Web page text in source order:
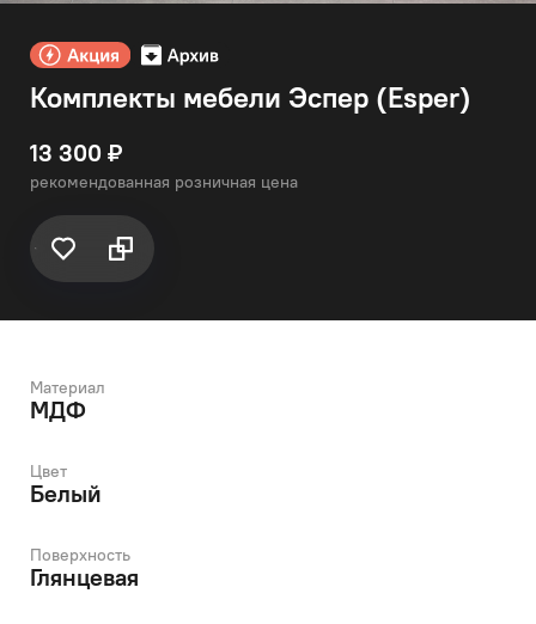
Комплекты мебели Эспер (Esper)
13 300 ₽
рекомендованная розничная цена
Материал
МДФ
Цвет
Белый
Поверхность
Глянцевая